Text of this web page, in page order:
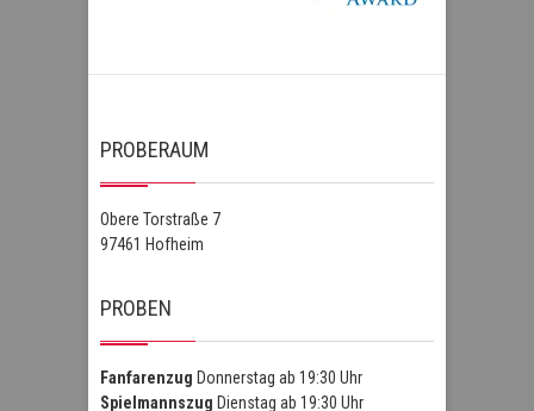
PROBERAUM
Obere Torstraße 7
97461 Hofheim
PROBEN
Fanfarenzug Donnerstag ab 19:30 Uhr
Spielmannszug Dienstag ab 19:30 Uhr